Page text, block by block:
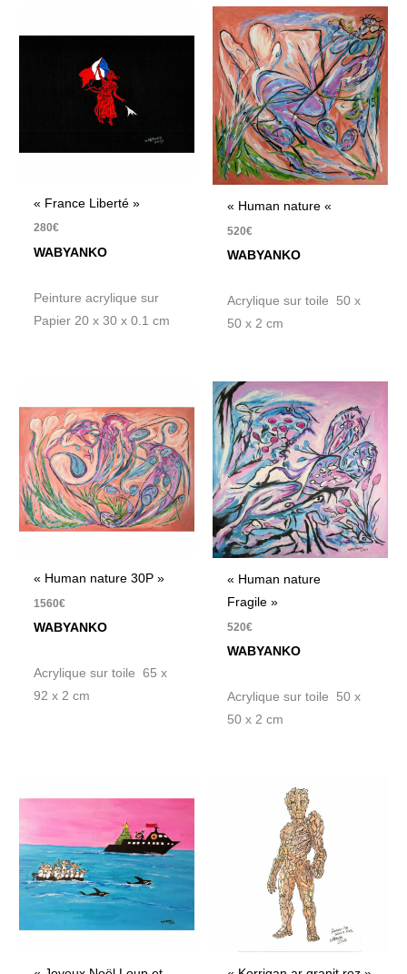
« France Liberté »
280€
WABYANKO
Peinture acrylique sur
Papier 20 x 30 x 0.1 cm
« Human nature «
520€
WABYANKO
Acrylique sur toile 50 x
50 x 2 cm
« Human nature 30P »
1560€
WABYANKO
Acrylique sur toile 65 x
92 x 2 cm
« Human nature
Fragile »
520€
WABYANKO
Acrylique sur toile 50 x
50 x 2 cm